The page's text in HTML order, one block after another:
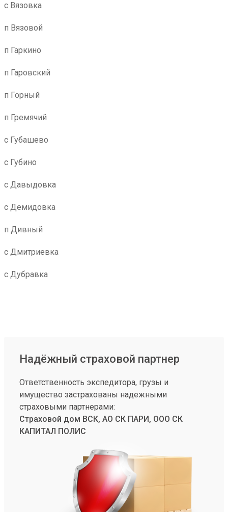
с Вязовка
п Вязовой
п Гаркино
п Гаровский
п Горный
п Гремячий
с Губашево
с Губино
с Давыдовка
с Демидовка
п Дивный
с Дмитриевка
с Дубравка
Надёжный страховой партнер
Ответственность экспедитора, грузы и
имущество застрахованы надежными
страховыми партнерами:
Страховой дом ВСК, АО СК ПАРИ, ООО СК
КАПИТАЛ ПОЛИС